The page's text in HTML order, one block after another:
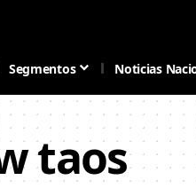
Segmentos Noticias
taos